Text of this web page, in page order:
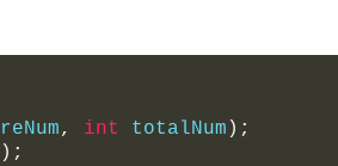
, int totalNum );
);